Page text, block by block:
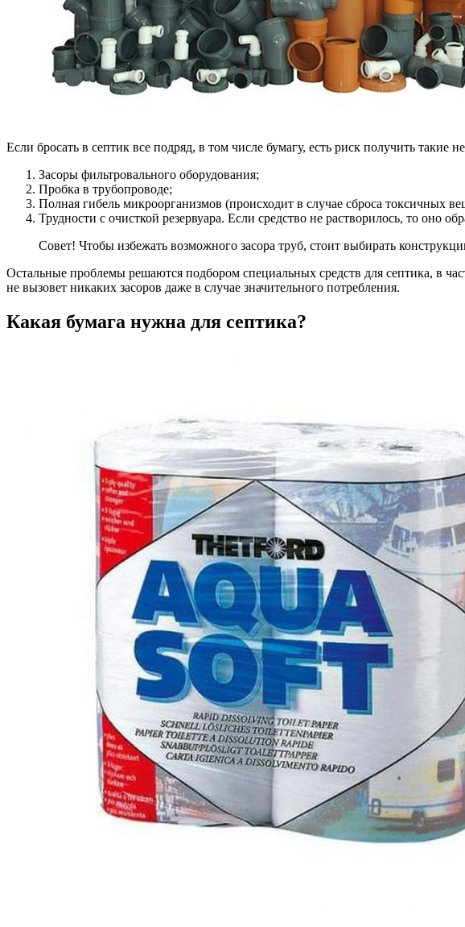
Если бросать в септик все подряд, в том числе бумагу, есть риск получить такие
Засоры фильтровального оборудования;
Пробка в трубопроводе;
Полная гибель микроорганизмов (происходит в случае сброса токсичных
Трудности с очисткой резервуара. Если средство не растворилось, то оно
Совет! Чтобы избежать возможного засора труб, стоит выбирать
Остальные проблемы решаются подбором специальных средств для септика, в
не вызовет никаких засоров даже в случае значительного потребления.
Какая бумага нужна для септика?